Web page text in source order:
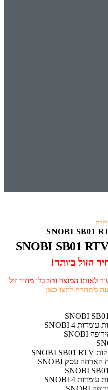
הזול ביותר!
לאותו המוצר ותקבלו מחיר זול
מתחרה לחצו כאן